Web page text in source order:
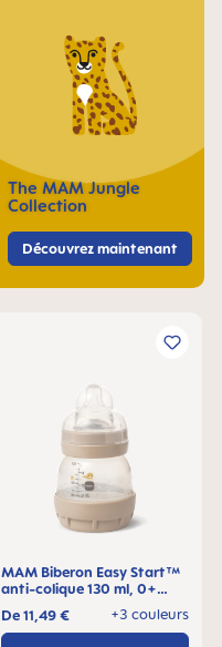
The MAM Jungle
Collection
Découvrez maintenant
MAM Biberon Easy Start™
anti-colique 130 ml, 0+
+3 couleurs
De11,49 €